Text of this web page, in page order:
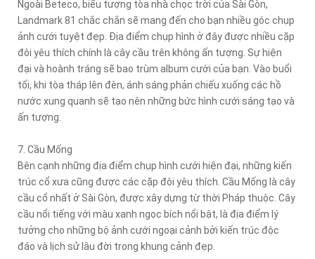
Ngoài Beteco, biểu tượng tòa nhà chọc trời của Sài Gòn,
Landmark 81 chắc chắn sẽ mang đến cho bạn nhiều góc chụp
ảnh cưới tuyệt đẹp. Địa điểm chụp hình ở đây được nhiều cặp
đôi yêu thích chính là cây cầu trên không ấn tượng. Sự hiện
đại và hoành tráng sẽ bao trùm album cưới của bạn. Vào buổi
tối, khi tòa tháp lên đèn, ánh sáng phản chiếu xuống các hồ
nước xung quanh sẽ tạo nên những bức hình cưới sáng tạo và
ấn tượng.
7. Cầu Mống
Bên cạnh những địa điểm chụp hình cưới hiện đại, những kiến
trúc cổ xưa cũng được các cặp đôi yêu thích. Cầu Mống là cây
cầu cổ nhất ở Sài Gòn, được xây dựng từ thời Pháp thuộc. Cây
cầu nổi tiếng với màu xanh ngọc bích nổi bật, là địa điểm lý
tưởng cho những bộ ảnh cưới ngoại cảnh bởi kiến trúc độc
đáo và lịch sử lâu đời trong khung cảnh đẹp.